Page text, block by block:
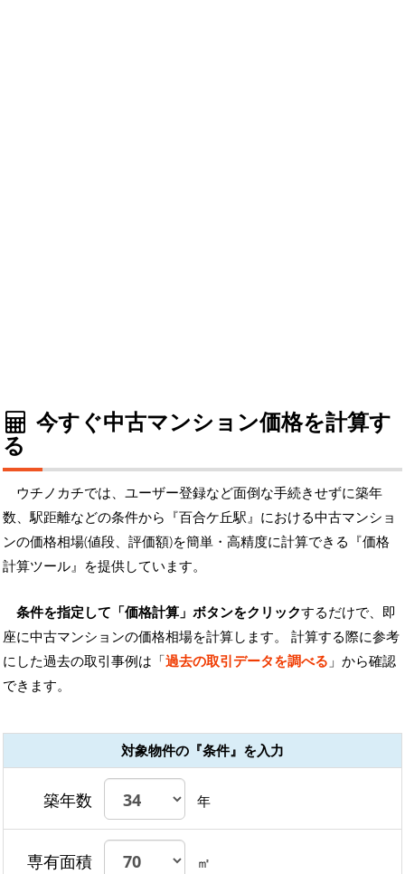
今すぐ中古マンション価格を計算す
る
ウチノカチでは、ユーザー登録など面倒な手続きせずに築年
数、駅距離などの条件から『百合ケ丘駅』における中古マンショ
ンの価格相場(値段、評価額)を簡単・高精度に計算できる『価格
計算ツール』を提供しています。
条件を指定して「価格計算」ボタンをクリックするだけで、即
座に中古マンションの価格相場を計算します。 計算する際に参考
にした過去の取引事例は「過去の取引データを調べる 」から確認
できます。
対象物件の『条件』を入力
築年数 年
専有面積 ㎡